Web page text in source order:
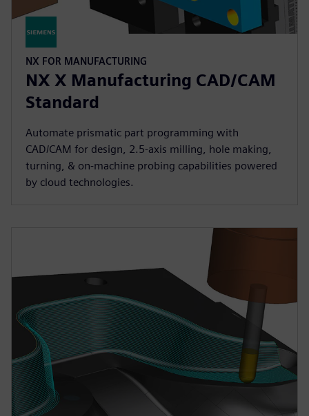
NX FOR MANUFACTURING
NX X Manufacturing CAD/CAM
Standard
Automate prismatic part programming with
CAD/CAM for design, 2.5-axis milling, hole making,
turning, & on-machine probing capabilities powered
by cloud technologies.